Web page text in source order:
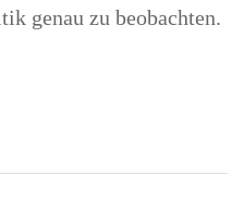
genau zu beobachten.